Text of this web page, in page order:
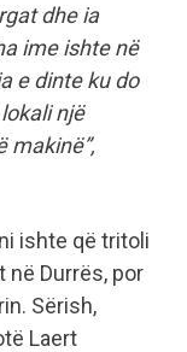
dhe ia
ime ishte në
e dinte ku do
një
makinë”,
ishte që tritoli
në Durrës, por
Sërish,
Laert